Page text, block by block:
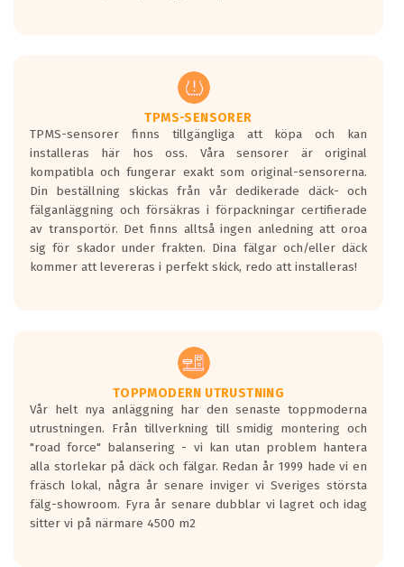
TPMS-SENSORER
TPMS-sensorer finns tillgängliga att köpa och kan
installeras här hos oss. Våra sensorer är original
kompatibla och fungerar exakt som original-sensorerna.
Din beställning skickas från vår dedikerade däck- och
fälganläggning och försäkras i förpackningar certifierade
av transportör. Det finns alltså ingen anledning att oroa
sig för skador under frakten. Dina fälgar och/eller däck
kommer att levereras i perfekt skick, redo att installeras!
TOPPMODERN UTRUSTNING
Vår helt nya anläggning har den senaste toppmoderna
utrustningen. Från tillverkning till smidig montering och
"road force" balansering - vi kan utan problem hantera
alla storlekar på däck och fälgar. Redan år 1999 hade vi en
fräsch lokal, några år senare inviger vi Sveriges största
fälg-showroom. Fyra år senare dubblar vi lagret och idag
sitter vi på närmare 4500 m2